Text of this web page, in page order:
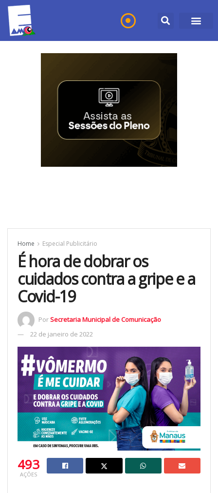
Home Especial Publicitário
É hora de dobrar os
cuidados contra a gripe e a
Covid-19
PorSecretaria Municipal de Comunicação
22 de janeiro de 2022
493
AÇÕES